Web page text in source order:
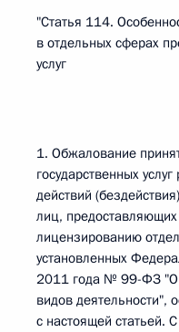
"Статья 114.
в отдельных сферах
услуг
1. Обжалование
государственных
действий
лиц, предоставляющих
лицензированию
установленных
2011 года № 99-ФЗ "О
видов деятельности",
с настоящей статьей.